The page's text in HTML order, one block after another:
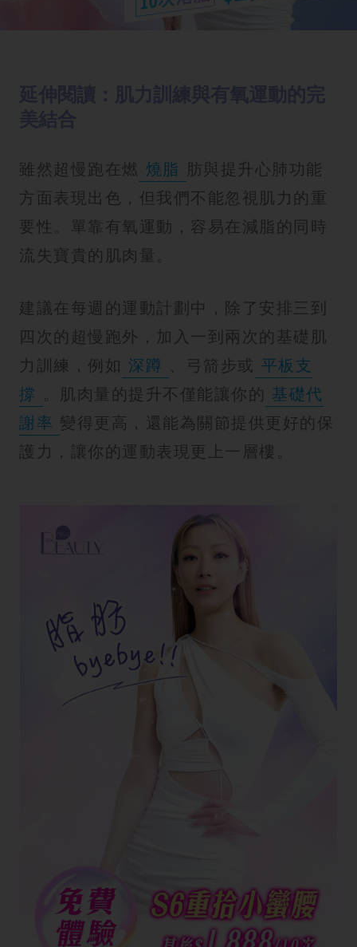
雖然超慢跑在燃 燒脂 肪與提升心肺功能
方面表現出色，但我們不能忽視肌力的重
要性。單靠有氧運動，容易在減脂的同時
流失寶貴的肌肉量。
建議在每週的運動計劃中，除了安排三到
四次的超慢跑外，加入一到兩次的基礎肌
力訓練，例如 深蹲 、弓箭步或 平板支
撐
。肌肉量的提升不僅能讓你的 基礎代
謝率 變得更高，還能為關節提供更好的保
護力，讓你的運動表現更上一層樓。